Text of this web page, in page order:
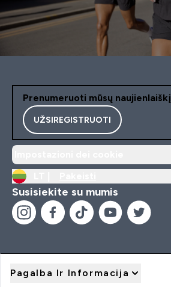
Prenumeruoti mūsų naujienlaiškį
UŽSIREGISTRUOTI
Susisiekite su mumis
Pagalba Ir Informacija